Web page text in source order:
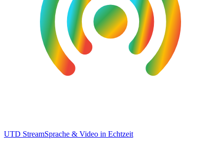
UTD StreamSprache & Video in Echtzeit